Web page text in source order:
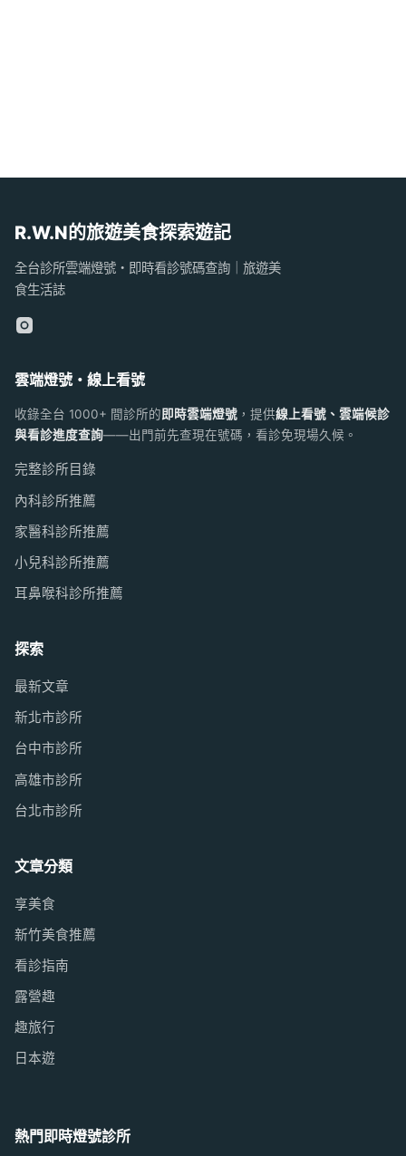
R.W.N的旅遊美食探索遊記
全台診所雲端燈號・即時看診號碼查詢｜旅遊美
食生活誌
雲端燈號・線上看號
收錄全台 1000+ 間診所的即時雲端燈號 ，提供線上看號、雲端候診
與看診進度查詢——出門前先查現在號碼，看診免現場久候。
完整診所目錄
內科診所推薦
家醫科診所推薦
小兒科診所推薦
耳鼻喉科診所推薦
探索
最新文章
新北市診所
台中市診所
高雄市診所
台北市診所
文章分類
享美食
新竹美食推薦
看診指南
露營趣
趣旅行
日本遊
熱門即時燈號診所